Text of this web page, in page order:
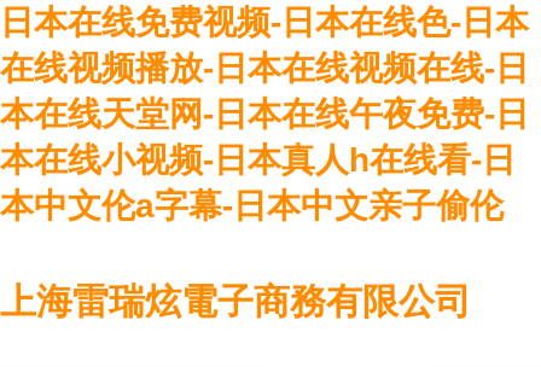
日本在线免费视频-日本在线色-日本
在线视频播放-日本在线视频在线-日
本在线天堂网-日本在线午夜免费-日
本在线小视频-日本真人h在线看-日
本中文伦a字幕-日本中文亲子偷伦
上海雷瑞炫電子商務有限公司